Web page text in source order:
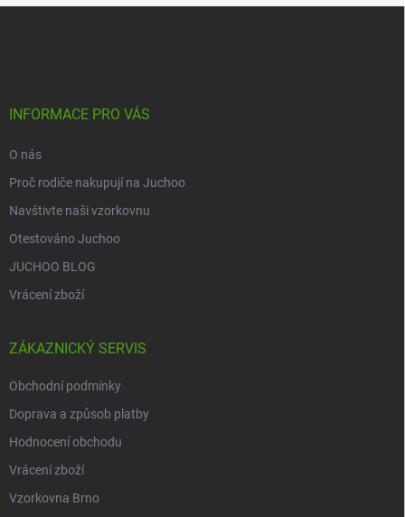
INFORMACE PRO VÁS
O nás
Proč rodiče nakupují na Juchoo
Navštivte naši vzorkovnu
Otestováno Juchoo
JUCHOO BLOG
Vrácení zboží
ZÁKAZNICKÝ SERVIS
Obchodní podmínky
Doprava a způsob platby
Hodnocení obchodu
Vrácení zboží
Vzorkovna Brno